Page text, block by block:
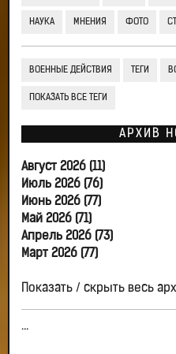
НАУКА МНЕНИЯ ФОТО
ВОЕННЫЕ ДЕЙСТВИЯ ТЕГИ
ПОКАЗАТЬ ВСЕ ТЕГИ
АРХИВ
Август 2026 (11)
Июль 2026 (76)
Июнь 2026 (77)
Май 2026 (71)
Апрель 2026 (73)
Март 2026 (77)
Показать / скрыть весь
...